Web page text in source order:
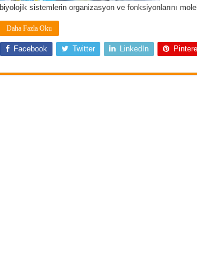
biyolojik sistemlerin organizasyon ve fonksiyonlarını
Daha Fazla Oku
Facebook Twitter LinkedIn